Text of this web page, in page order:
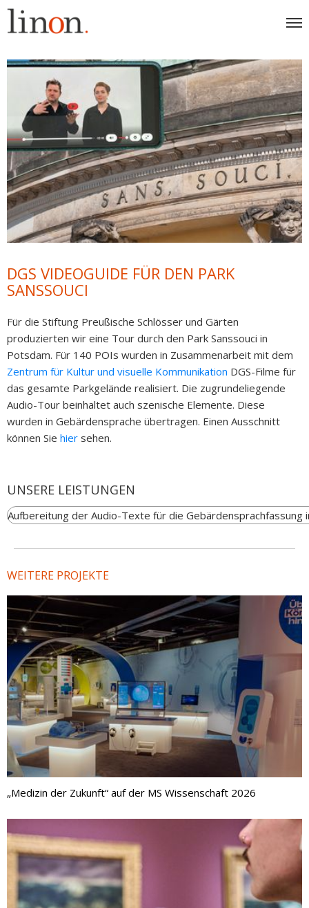
DGS VIDEOGUIDE FÜR DEN PARK
SANSSOUCI
Für die Stiftung Preußische Schlösser und Gärten
produzierten wir eine Tour durch den Park Sanssouci in
Potsdam. Für 140 POIs wurden in Zusammenarbeit mit dem
Zentrum für Kultur und visuelle Kommunikation DGS-Filme für
das gesamte Parkgelände realisiert. Die zugrundeliegende
Audio-Tour beinhaltet auch szenische Elemente. Diese
wurden in Gebärdensprache übertragen. Einen Ausschnitt
können Sie hier sehen.
UNSERE LEISTUNGEN
Aufbereitung der Audio-Texte für die
WEITERE PROJEKTE
„Medizin der Zukunft“ auf der MS Wissenschaft 2026